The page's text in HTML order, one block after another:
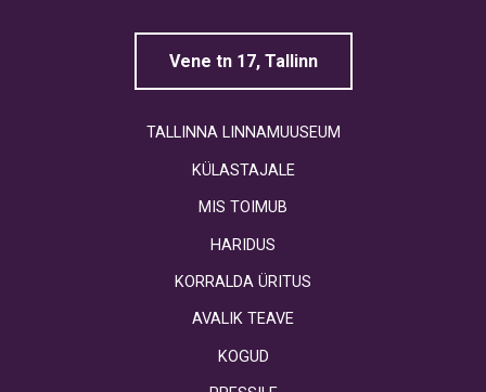
Vene tn 17, Tallinn
TALLINNA LINNAMUUSEUM
KÜLASTAJALE
MIS TOIMUB
HARIDUS
KORRALDA ÜRITUS
AVALIK TEAVE
KOGUD